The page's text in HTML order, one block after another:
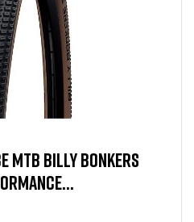
MTB BILLY BONKERS